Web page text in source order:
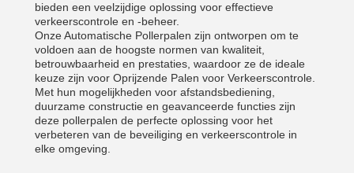
bieden een veelzijdige oplossing voor effectieve
verkeerscontrole en -beheer.
Onze Automatische Pollerpalen zijn ontworpen om te
voldoen aan de hoogste normen van kwaliteit,
betrouwbaarheid en prestaties, waardoor ze de ideale
keuze zijn voor Oprijzende Palen voor Verkeerscontrole.
Met hun mogelijkheden voor afstandsbediening,
duurzame constructie en geavanceerde functies zijn
deze pollerpalen de perfecte oplossing voor het
verbeteren van de beveiliging en verkeerscontrole in
elke omgeving.